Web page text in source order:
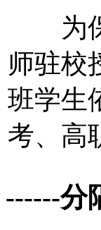
为保
师驻校
班学生
考、高
------分